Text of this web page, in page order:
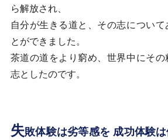
ら解放され、
自分が生きる道と、その志について
とができました。
茶道の道をより窮め、世界中にそ
志としたのです。
失敗体験は劣等感を 成功体験